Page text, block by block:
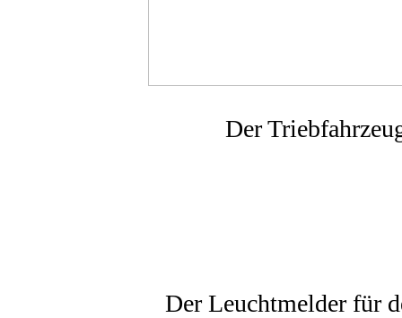
Der
Der Leuchtmelder für